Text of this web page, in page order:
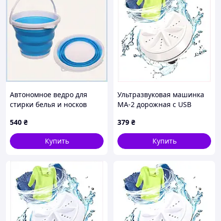
экономите ресурсы, а компактный размер делает ее
отличным дополнением для небольших пространств.
Наша мини-стиралка — это идеальное сочетание
инноваций, удобства и практичности для вашего
комфорта.
Характеристики:
Тип: Мини стиральная машина
Автономное ведро для
стирки белья и носков
540 ₴
Купить
Ультразвуковая машинка
МА-2 дорожная с USB
379 ₴
Купить